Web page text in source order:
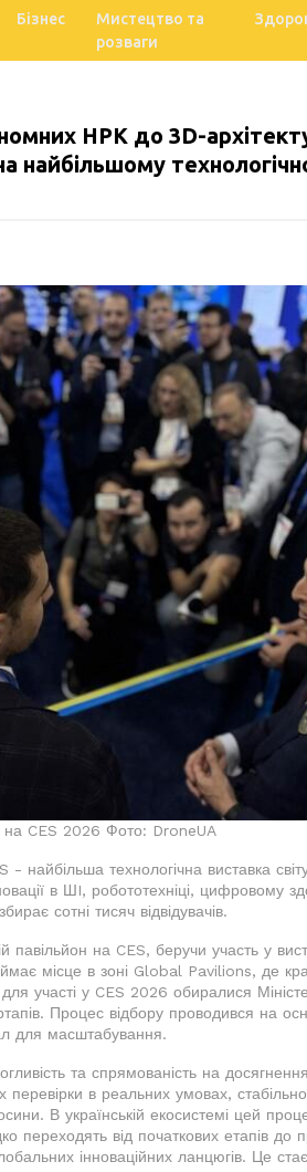
Бізнес
Мистецтво та
розваги
НРК до 3D-
найбільшому
на CES 2026 Фото: DroneUA
найбільша технологічна виставка
в ШI, робототехніці, цифровому
сотні тисяч відвідувачів.
павільйон на CES, беручи участь у
місце в зоні Global Pavilions, де
участі у CES 2026 обиралися
Процес відбору проводився на
для масштабування.
та спрямованість на
в реальних умовах,
В українській екосистемі цей
переходять від початкових етапів до
інноваційних ланцюгів. Це